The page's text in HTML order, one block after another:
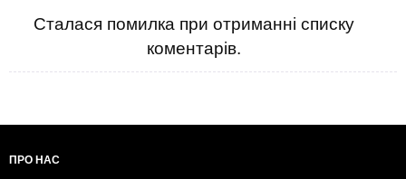
Сталася помилка при отриманні списку
коментарів.
ПРО НАС